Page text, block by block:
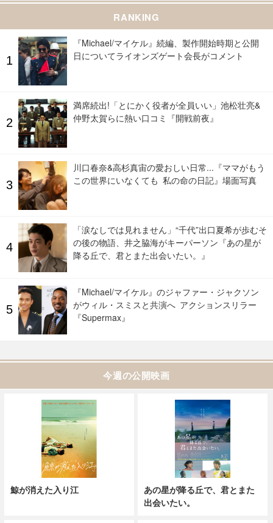
RANKING
『Michael/マイケル』続編、製作開始時期と公開
日についてライオンズゲート会長がコメント
満席続出!「とにかく役者が全員いい」池松壮亮&
仲野太賀らに熱い口コミ『開戦前夜』
川口春奈&高杉真宙の愛おしい日常...『ママがもう
この世界にいなくても 私の命の日記』場面写真
「涙なしでは見れません」“千代”出口夏希が歩むそ
の後の物語、井之脇海がキーパーソン『あの星が
降る丘で、君とまた出会いたい。』
『Michael/マイケル』のジャファー・ジャクソン
がウィル・スミスと共演へ アクションスリラー
『Supermax』
今週の公開映画
鯨が消えた入り江
あの星が降る丘で、君とまた
出会いたい。